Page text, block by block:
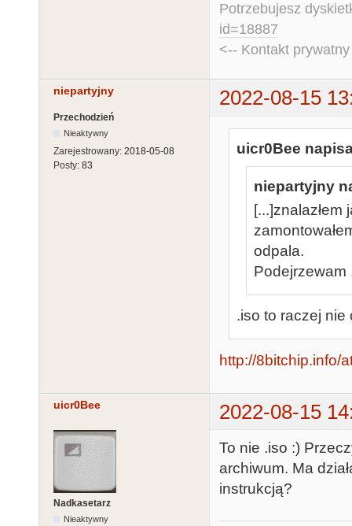
Potrzebujesz
id=18887
<-- Kontakt
niepartyjny 2022-08-15
Przechodzień
Nieaktywny
Zarejestrowany: 2018-05-08
Posty: 83
uicr0Bee
niepartyjny
[...]znalazłem
odpala.
Podejrzewam
.iso to raczej nie
http://8bitchip.info/
uicr0Bee 2022-08-15
Nadkasetarz
Nieaktywny
To nie .iso :)
archiwum. Ma
instrukcją?